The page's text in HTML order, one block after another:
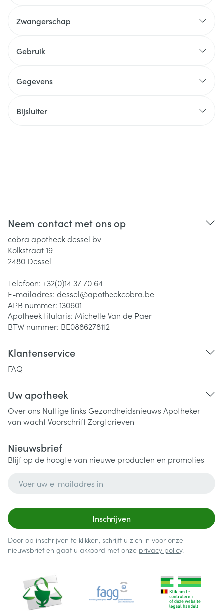
Zwangerschap
Gebruik
Gegevens
Bijsluiter
Neem contact met ons op
cobra apotheek dessel bv
Kolkstraat 19
2480 Dessel
Telefoon: +32(0)14 37 70 64
E-mailadres: dessel@apotheekcobra.be
APB nummer: 130601
Apotheek titularis: Michelle Van de Paer
BTW nummer: BE0886278112
Klantenservice
FAQ
Uw apotheek
Over ons Nuttige links Gezondheidsnieuws Apotheker
van wachtVoorschriftZorgtarieven
Nieuwsbrief
Blijf op de hoogte van nieuwe producten en promoties
Inschrijven
Door op inschrijven te klikken, schrijft u zich in voor onze
nieuwsbrief en gaat u akkoord met onze privacy policy.